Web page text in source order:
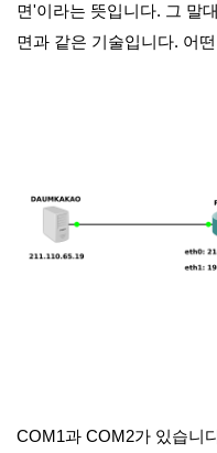
면'이라는 뜻입니다. 그 말
면과 같은 기술입니다. 어
COM1과 COM2가 있습니